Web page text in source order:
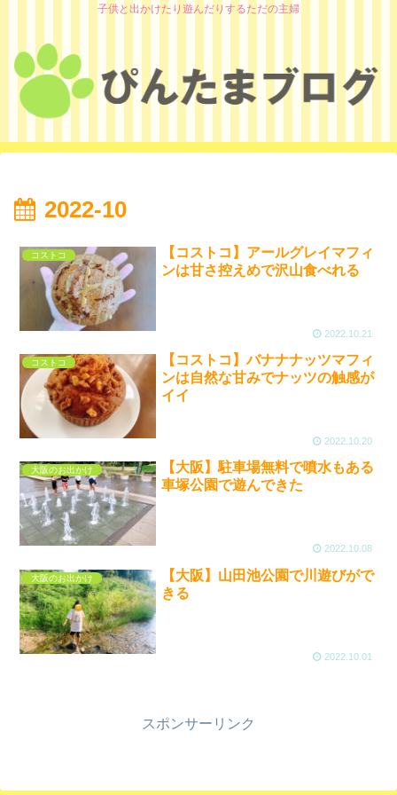
子供と出かけたり遊んだりするただの主婦
2022-10
コストコ
【コストコ】アールグレイマフィ
ンは甘さ控えめで沢山食べれる
2022.10.21
コストコ
【コストコ】バナナナッツマフィ
ンは自然な甘みでナッツの触感が
イイ
2022.10.20
大阪のお出かけ
【大阪】駐車場無料で噴水もある
車塚公園で遊んできた
2022.10.08
大阪のお出かけ
【大阪】山田池公園で川遊びがで
きる
2022.10.01
スポンサーリンク